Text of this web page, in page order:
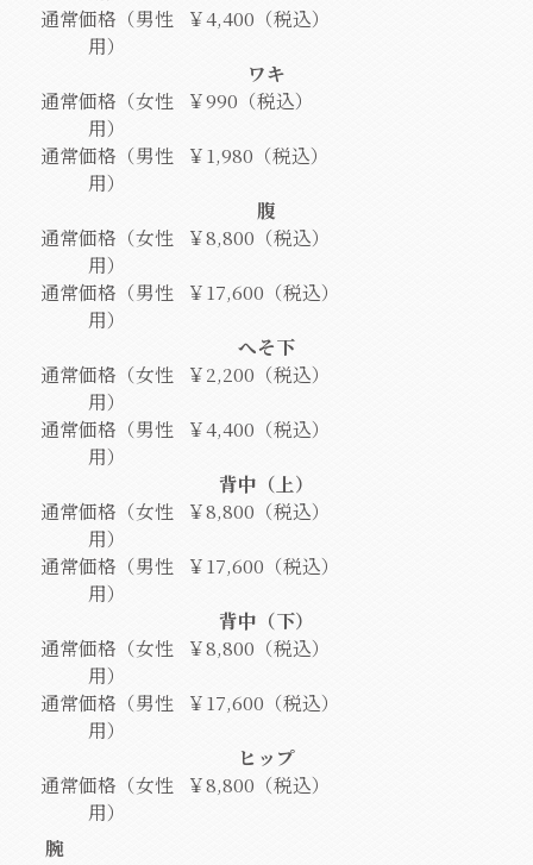
通常価格（男性
用）
￥4,400（税込）
ワキ
通常価格（女性
用）
￥990（税込）
通常価格（男性
用）
￥1,980（税込）
腹
通常価格（女性
用）
￥8,800（税込）
通常価格（男性
用）
￥17,600（税込）
へそ下
通常価格（女性
用）
￥2,200（税込）
通常価格（男性
用）
￥4,400（税込）
背中（上）
通常価格（女性
用）
￥8,800（税込）
通常価格（男性
用）
￥17,600（税込）
背中（下）
通常価格（女性
用）
￥8,800（税込）
通常価格（男性
用）
￥17,600（税込）
ヒップ
通常価格（女性
用）
￥8,800（税込）
腕